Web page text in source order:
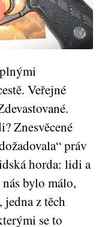
Veřejné
Znesvěcené
práv
horda: lidi a
bylo málo,
jedna z těch
se to